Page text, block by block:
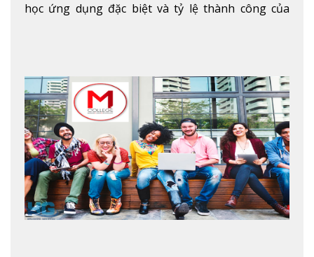
học ứng dụng đặc biệt và tỷ lệ thành công của
thuyết với ứng dụng, chuẩn bị cho sinh viên vào
các công việc của nghệ thuật thị giác và biểu diễn,
kinh doanh, các dịch vụ cộng đồng và ngành nghề
kỹ thuật.Xem thêm